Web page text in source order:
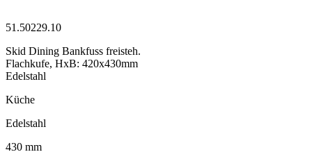
51.50229.10
Skid Dining Bankfuss freisteh.
Flachkufe, HxB: 420x430mm
Edelstahl
Küche
Edelstahl
430 mm